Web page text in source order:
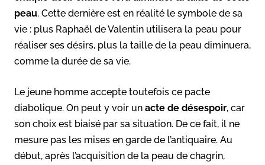
peau. Cette dernière est en réalité le symbole de sa
vie : plus Raphaël de Valentin utilisera la peau pour
réaliser ses désirs, plus la taille de la peau diminuera,
comme la durée de sa vie.
Le jeune homme accepte toutefois ce pacte
diabolique. On peut y voir un acte de désespoir, car
son choix est biaisé par sa situation. De ce fait, il ne
mesure pas les mises en garde de l’antiquaire. Au
début, après l’acquisition de la peau de chagrin,